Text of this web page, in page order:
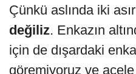
Çünkü aslında iki
değiliz. Enkazın
için de dışardaki
göremiyoruz ve